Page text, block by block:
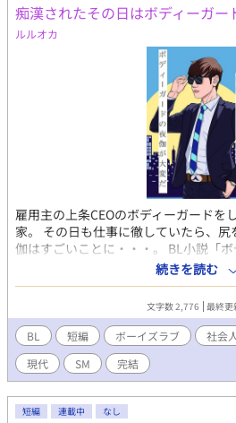
痴漢されたその日はボディーガー
ルルオカ
雇用主の上条CEOのボディーガードを
家。 その日も仕事に徹していたら、
伽はすごいことに・・・。 BL小説「
まけの短編です。R18。 元の「ボディ
集に収録。 電子書籍で販売中。 詳細
続きを読む
文字数 2,776 最終
BL 短編 ボーイズラブ 社会
現代
SM 完結
短編 連載中 なし